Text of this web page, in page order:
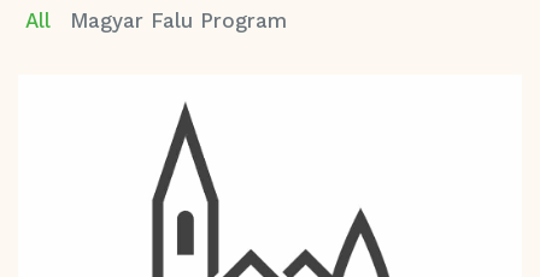
All Magyar Falu Program